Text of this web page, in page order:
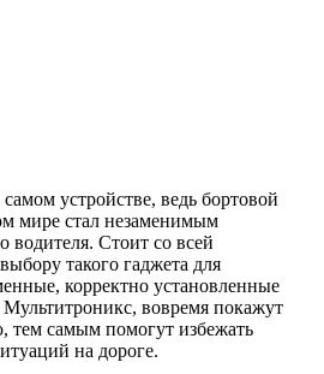
устройстве, ведь бортовой
мире стал незаменимым
Стоит со всей
такого гаджета для
корректно установленные
вовремя покажут
тем самым помогут избежать
на дороге.